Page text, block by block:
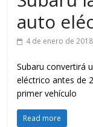
auto
4 de enero de 2018
Subaru convertirá
eléctrico antes de
primer vehículo
Read more